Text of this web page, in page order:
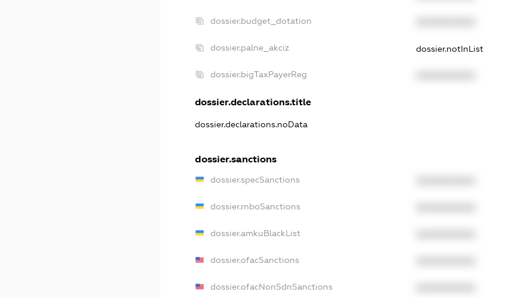
dossier.budget_dotation
dossier.palne_akciz dossier.notInList
dossier.bigTaxPayerReg
dossier.declarations.title
dossier.declarations.noData
dossier.sanctions
dossier.specSanctions
dossier.rnboSanctions
dossier.amkuBlackList
dossier.ofacSanctions
dossier.ofacNonSdnSanctions